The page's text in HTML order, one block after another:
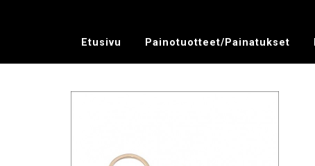
Etusivu Painotuotteet/Painatukset